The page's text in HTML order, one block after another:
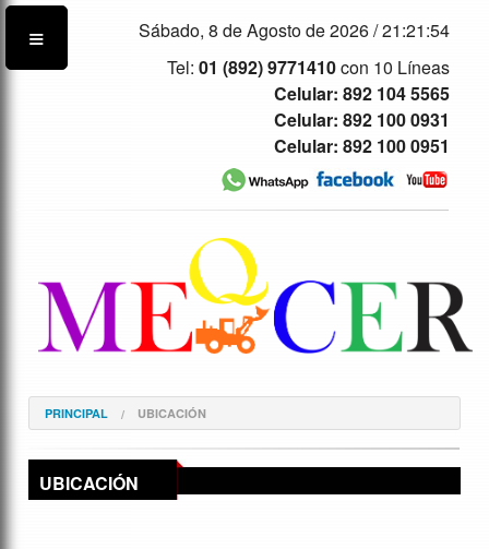
Sábado, 8 de Agosto de 2026 /21:21:54
Tel:01 (892) 9771410con 10 Líneas
Celular: 892 104 5565
Celular: 892 100 0931
Celular: 892 100 0951
PRINCIPAL UBICACIÓN
UBICACIÓN